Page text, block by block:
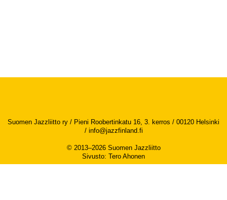
Suomen Jazzliitto ry / Pieni Roobertinkatu 16, 3. kerros / 00120 Helsinki
/ info@jazzfinland.fi
© 2013–2026 Suomen Jazzliitto
Sivusto: Tero Ahonen